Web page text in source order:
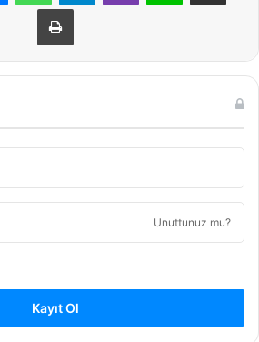
Yazdır
Unuttunuz mu?
Kayıt Ol